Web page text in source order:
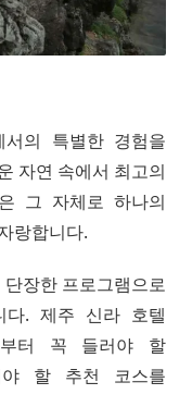
의 특별한 경험을
자연 속에서 최고의
그 자체로 하나의
랑합니다.
장한 프로그램으로
다. 제주 신라 호텔
터 꼭 들러야 할
할 추천 코스를